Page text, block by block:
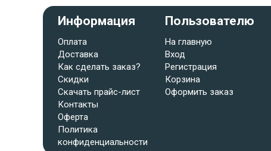
Информация
Оплата
Доставка
Как сделать заказ?
Скидки
Скачать прайс-лист
Контакты
Оферта
Политика
конфиденциальности
Пользователю
На главную
Вход
Регистрация
Корзина
Оформить заказ